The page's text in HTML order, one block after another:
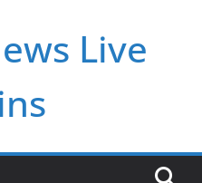
Live